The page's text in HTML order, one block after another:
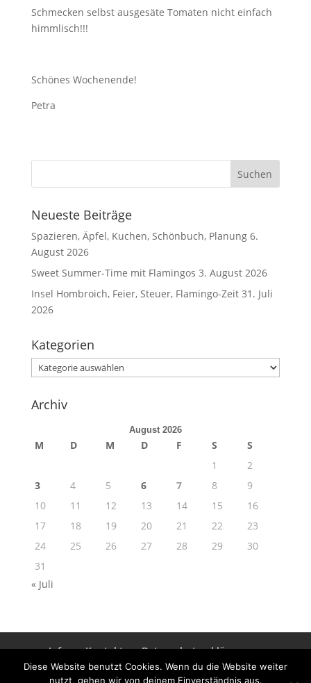
Schmecken selbst ausgesäte Tomaten nicht einfach
himmlisch!!!
Schönes Wochenende!
Petra
Neueste Beiträge
Spazieren, Äpfel, Kuchen, Schönbuch, Planung 6.
August 2026
Sweet Summer-Time mit Flamingos 3. August 2026
Insel Hombroich, Feier, Steuer, Flamingo-Zeit 31. Juli
2026
Kategorien
Kategorien
Archiv
August 2026
M D M D F S
S
1
2
3
4 5 6 7 8
9
10
11 12 13 14 15
16
17
18 19 20 21 22
23
24
25 26 27 28 29
30
31
« Juli
Info Kontakt
Datenschutzerklärung
Impressum
Diese Website benutzt Cookies. Wenn du die Website weiter
nutzt, gehen wir von deinem Einverständnis aus.